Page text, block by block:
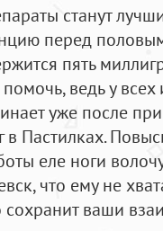
станут
перед
пять
ведь у
уже после
Пастилках.
еле ноги
что ему не
сохранит ваши